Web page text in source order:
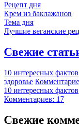
Рецепт дня
Крем из баклажанов
Тема дня
Лучшие веганские
Свежие
10 интересных фактов
здоровье
10 интересных фактов
Комментариев: 17
Свежие